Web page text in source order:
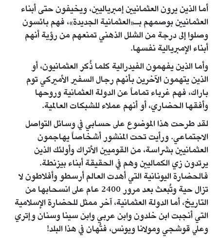
أما الذين يرون العثمانيين إمبرياليين، ويخيفون حتى أبناء
العثمانيين بوصمهم بـ«العثمانية الجديدة»، فهم بائسون
وصلوا إلى درجة من الشلل الذهني تمنعهم من رؤية أنهم
أبناء الإمبريالية نفسها.
وأما الذين يفهمون الفيدرالية كلما ذُكر العثمانيون، أو
الذين يتهمون الآخرين بأنهم رجال السفير الأميركي توم
باراك، فهم غرباء تماماً عن الدولة العثمانية وروحها
وأفقها الحضاري، أو أنهم عملاء للشبكات العالمية.
لقد طرحت هذا الموضوع على حسابي في وسائل التواصل
الاجتماعي. ورأيت تحت المنشور أشخاصاً يهاجمون
العثمانيين بشراسة، من القوميين الأتراك وأولئك الذين
يرتدون زي الكماليين وهم في الحقيقة أبناء بيزنطة.
فالحضارة اليونانية التي أهدت العالم أرسطو وأفلاطون لا
تزال حية وتُبعث بعد مرور 2400 عام على انسحابها من
التاريخ، أما الدولة العثمانية، آخر ممثل للحضارة الإسلامية
التي أنجبت ابن خلدون وابن عربي وابن سينا وسنان وإتري
وعلي قوشجي ومولانا ويونس، فتُهان في هذا البلد!